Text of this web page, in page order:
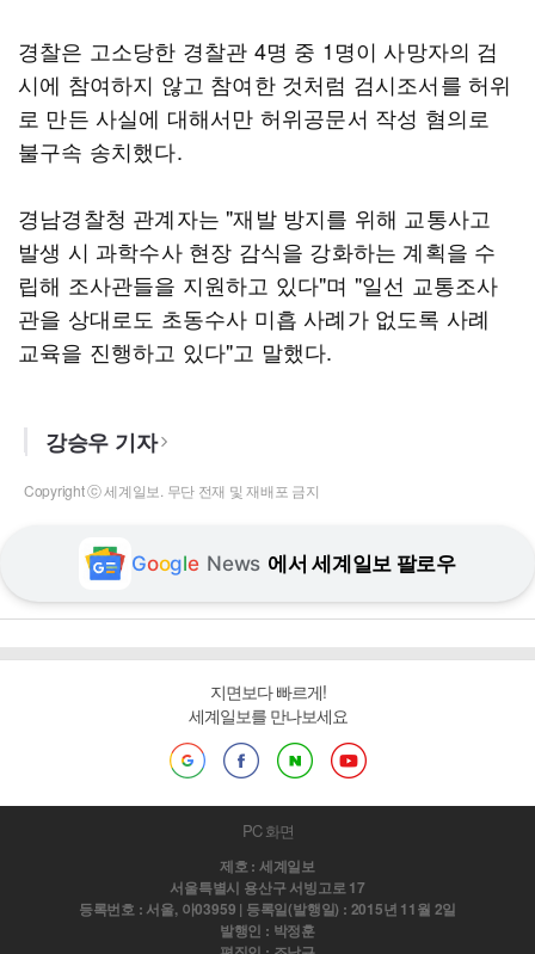
경찰은 고소당한 경찰관 4명 중 1명이 사망자의 검
시에 참여하지 않고 참여한 것처럼 검시조서를 허위
로 만든 사실에 대해서만 허위공문서 작성 혐의로
불구속 송치했다.
경남경찰청 관계자는 "재발 방지를 위해 교통사고
발생 시 과학수사 현장 감식을 강화하는 계획을 수
립해 조사관들을 지원하고 있다"며 "일선 교통조사
관을 상대로도 초동수사 미흡 사례가 없도록 사례
교육을 진행하고 있다"고 말했다.
강승우 기자
Copyright ⓒ 세계일보. 무단 전재 및 재배포 금지
Google News 에서 세계일보 팔로우
지면보다 빠르게!
세계일보를 만나보세요
PC 화면
제호 : 세계일보
서울특별시 용산구 서빙고로 17
등록번호 : 서울, 아03959 | 등록일(발행일) : 2015년 11월 2일
발행인 : 박정훈